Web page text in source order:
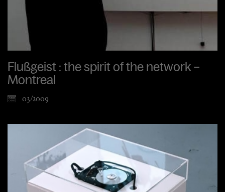
Flußgeist : the spirit of the network –
Montreal
03/2009